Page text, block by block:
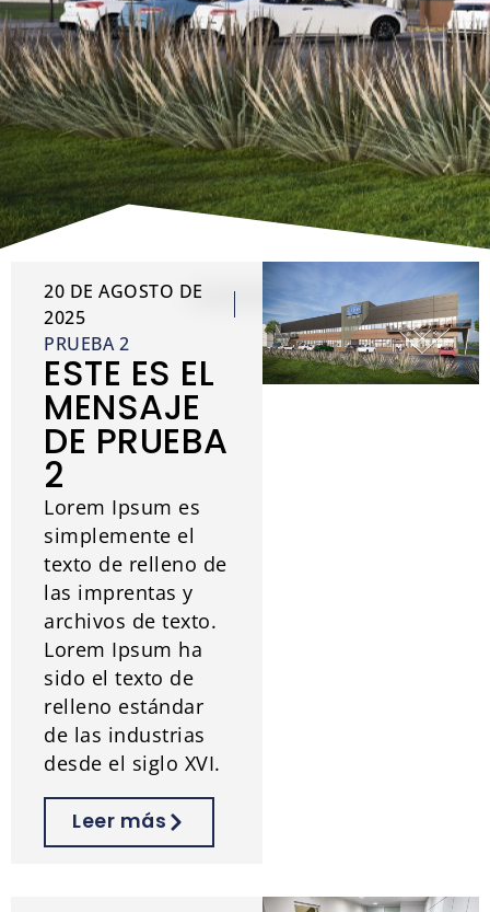
20 DE AGOSTO DE
2025
PRUEBA 2
ESTE ES EL
MENSAJE
DE PRUEBA
2
Lorem Ipsum es
simplemente el
texto de relleno de
las imprentas y
archivos de texto.
Lorem Ipsum ha
sido el texto de
relleno estándar
de las industrias
desde el siglo XVI.
Leer más